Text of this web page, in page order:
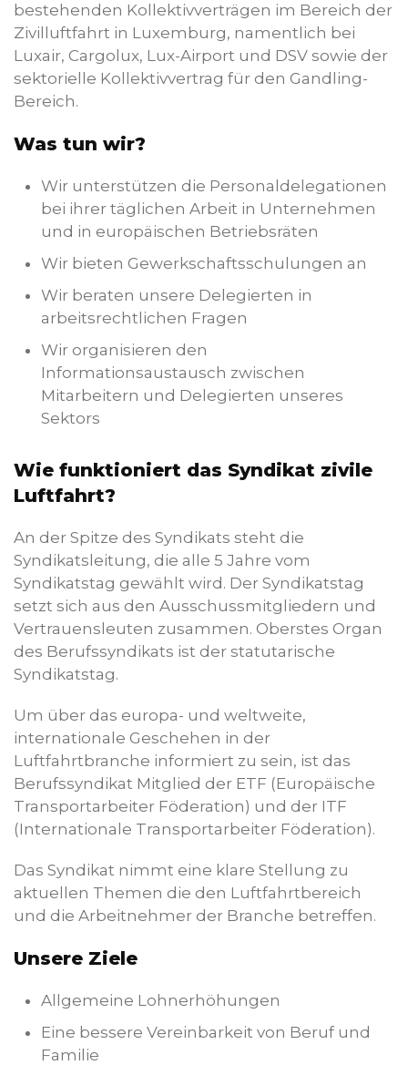
bestehenden Kollektivverträgen im Bereich der
Zivilluftfahrt in Luxemburg, namentlich bei
Luxair, Cargolux, Lux-Airport und DSV sowie der
sektorielle Kollektivvertrag für den Gandling-
Bereich.
Was tun wir?
Wir unterstützen die Personaldelegationen
bei ihrer täglichen Arbeit in Unternehmen
und in europäischen Betriebsräten
Wir bieten Gewerkschaftsschulungen an
Wir beraten unsere Delegierten in
arbeitsrechtlichen Fragen
Wir organisieren den
Informationsaustausch zwischen
Mitarbeitern und Delegierten unseres
Sektors
Wie funktioniert das Syndikat zivile
Luftfahrt?
An der Spitze des Syndikats steht die
Syndikatsleitung, die alle 5 Jahre vom
Syndikatstag gewählt wird. Der Syndikatstag
setzt sich aus den Ausschussmitgliedern und
Vertrauensleuten zusammen. Oberstes Organ
des Berufssyndikats ist der statutarische
Syndikatstag.
Um über das europa- und weltweite,
internationale Geschehen in der
Luftfahrtbranche informiert zu sein, ist das
Berufssyndikat Mitglied der ETF (Europäische
Transportarbeiter Föderation) und der ITF
(Internationale Transportarbeiter Föderation).
Das Syndikat nimmt eine klare Stellung zu
aktuellen Themen die den Luftfahrtbereich
und die Arbeitnehmer der Branche betreffen.
Unsere Ziele
Allgemeine Lohnerhöhungen
Eine bessere Vereinbarkeit von Beruf und
Familie